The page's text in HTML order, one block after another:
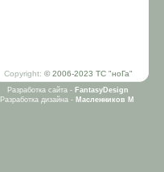
Copyright: © 2006-2023 ТС "ноГа"
Разработка сайта - FantasyDesign
Разработка дизайна - Масленников М